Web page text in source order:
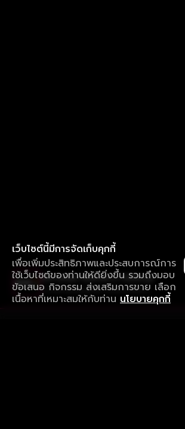
เว็บไซต์นี้มีการจัดเก็บคุกกี้
เพื่อเพิ่มประสิทธิภาพและประสบการณ์การ
ใช้เว็บไซต์ของท่านให้ดียิ่งขึ้น รวมถึงมอบ
ข้อเสนอ กิจกรรม ส่งเสริมการขาย เลือก
เนื้อหาที่เหมาะสมให้กับท่าน นโยบายคุกกี้
ใช้งานแอป ลื่นไหลกว่า ไม่มีสะดุด
ดาวน์โหลดแอปเพื่อการรับชมที่ดีกว่า